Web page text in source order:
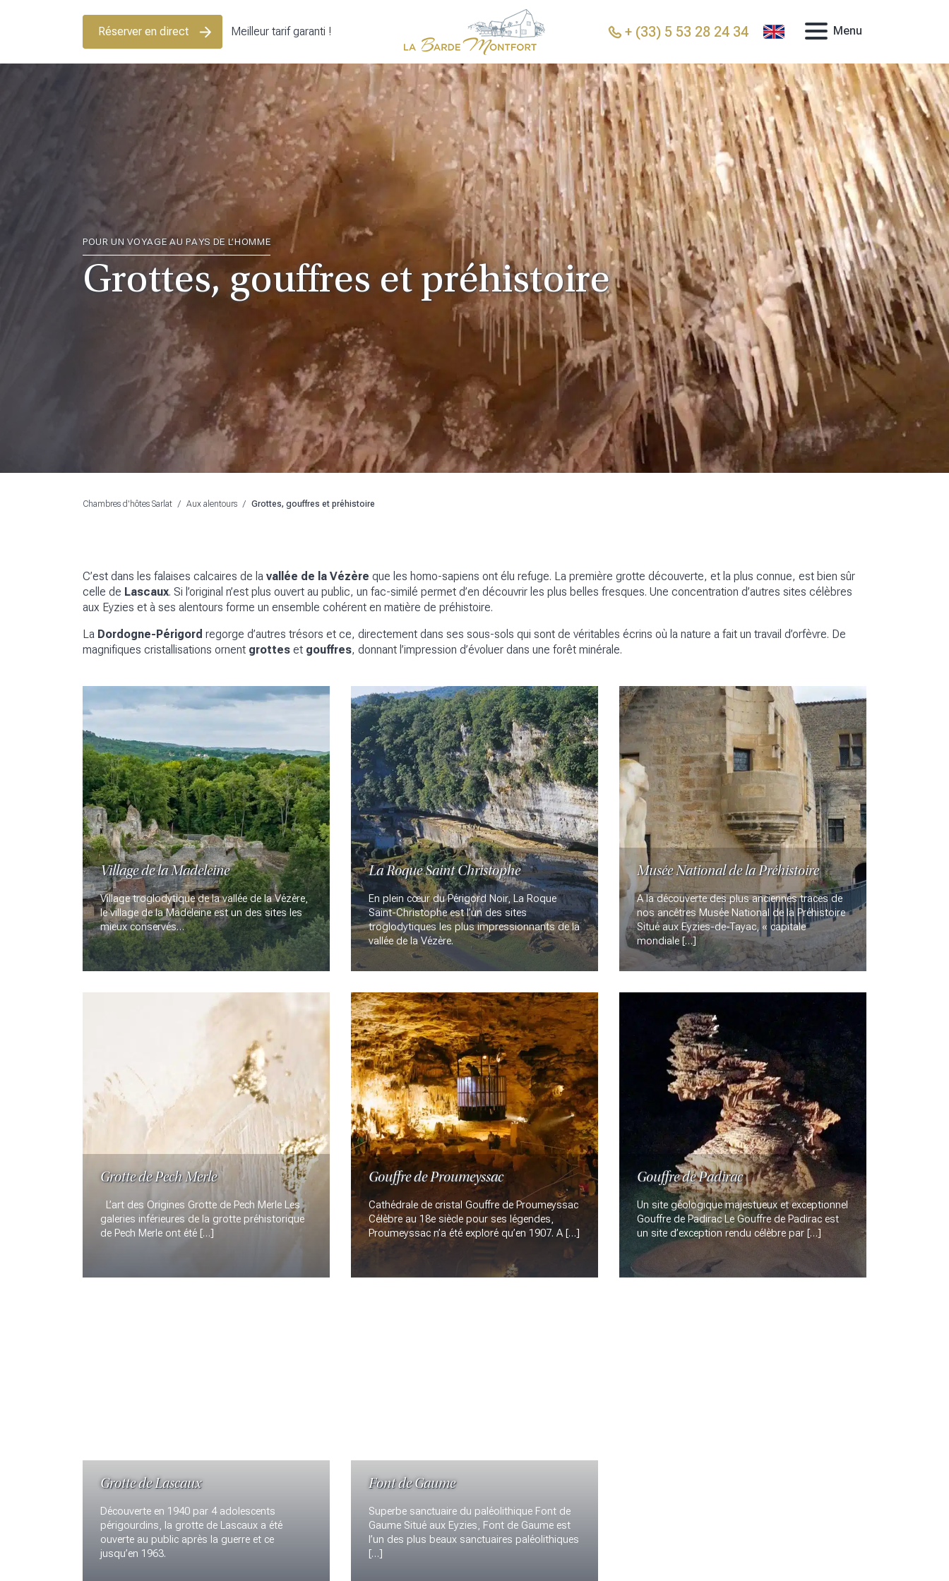
Réserver en direct Meilleur tarif garanti ! + (33) 5 53 28 24 34 Menu
POUR UN VOYAGE AU PAYS DE L’HOMME
Grottes, gouffres et préhistoire
Chambres d'hôtes Sarlat / Aux alentours / Grottes, gouffres et préhistoire
C’est dans les falaises calcaires de la vallée de la Vézère que les homo-sapiens ont élu refuge. La première grotte découverte, et la plus connue, est bien sûr
celle de Lascaux. Si l’original n’est plus ouvert au public, un fac-similé permet d’en découvrir les plus belles fresques. Une concentration d’autres sites célèbres
aux Eyzies et à ses alentours forme un ensemble cohérent en matière de préhistoire.
La Dordogne-Périgord regorge d’autres trésors et ce, directement dans ses sous-sols qui sont de véritables écrins où la nature a fait un travail d’orfèvre. De
magnifiques cristallisations ornent grottes et gouffres, donnant l’impression d’évoluer dans une forêt minérale.
Village de la Madeleine
Village troglodytique de la vallée de la Vézère,
le village de la Madeleine est un des sites les
mieux conservés…
La Roque Saint Christophe
En plein cœur du Périgord Noir, La Roque
Saint-Christophe est l’un des sites
troglodytiques les plus impressionnants de la
vallée de la Vézère.
Musée National de la Préhistoire
A la découverte des plus anciennes traces de
nos ancêtres Musée National de la Préhistoire
Situé aux Eyzies-de-Tayac, « capitale
mondiale […]
Grotte de Pech Merle
L’art des Origines Grotte de Pech Merle Les
galeries inférieures de la grotte préhistorique
de Pech Merle ont été […]
Gouffre de Proumeyssac
Cathédrale de cristal Gouffre de Proumeyssac
Célèbre au 18e siècle pour ses légendes,
Proumeyssac n’a été exploré qu’en 1907. A […]
Gouffre de Padirac
Un site géologique majestueux et exceptionnel
Gouffre de Padirac Le Gouffre de Padirac est
un site d’exception rendu célèbre par […]
Grotte de Lascaux
Découverte en 1940 par 4 adolescents
périgourdins, la grotte de Lascaux a été
ouverte au public après la guerre et ce
jusqu’en 1963.
Font de Gaume
Superbe sanctuaire du paléolithique Font de
Gaume Situé aux Eyzies, Font de Gaume est
l’un des plus beaux sanctuaires paléolithiques
[…]